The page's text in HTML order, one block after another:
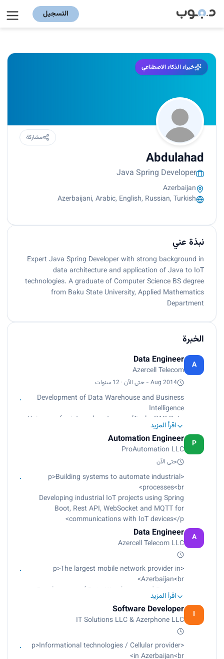
التسجيل
خبراء الذكاء الاصطناعي
مشاركة
Abdulahad
Java Spring Developer
Azerbaijan
Azerbaijani, Arabic, English, Russian, Turkish
نبذة عني
Expert Java Spring Developer with strong background in
data architecture and application of Java to IoT
technologies. A graduate of Computer Science BS degree
from Baku State University, Applied Mathematics
Department
الخبرة
A
Data Engineer
Azercell Telecom
Aug 2014 - حتى الآن · 12 سنوات
Development of Data Warehouse and Business
Intelligence
Universes for internal customers (Tools: SAP Data
Services, Sap Universe Designer and Information
Design Tool)
Data Engineering mainly focused on Big Data
Platform, Data
Processing, Data Streaming (Tools: Hadoop
Cloudera, Apache Kafka, Apache Spark, Apache
Airflow and DBT)
اقرأ المزيد
P
Automation Engineer
ProAutomation LLC
حتى الآن
<p>Building systems to automate industrial
processes<br>
Developing industrial IoT projects using Spring
Boot, Rest API, WebSocket and MQTT for
communications with IoT devices</p>
A
Data Engineer
Azercell Telecom LLC
<p>The largest mobile network provider in
Azerbaijan<br>
Development of Data Warehouse and Business
Intelligence Universes for internal customers
(Tools: SAP Data Services, Sap Universe Designer
and Information Design Tool)<br>
Data Engineering mainly focused on Big Data
Platform, Data Processing, Data Streaming
(Tools: Hadoop Cloudera, Apache Kafka, Apache
اقرأ المزيد
I
Software Developer
IT Solutions LLC & Azerphone LLC
<p>Informational technologies / Cellular provider
in Azerbaijan<br>